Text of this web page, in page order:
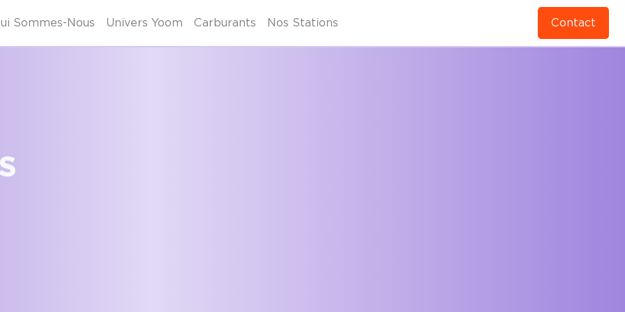
Sommes-Nous
Univers Yoom Carburants Nos Stations Contact